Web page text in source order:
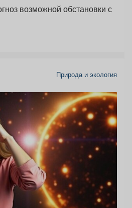
возможной обстановки с
Природа и экология